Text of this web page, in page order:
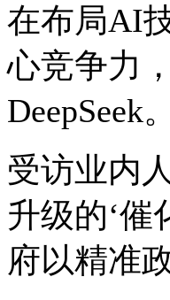
在布局AI
心竞争力
DeepSeek。
受访业内
升级的‘催
府以精准